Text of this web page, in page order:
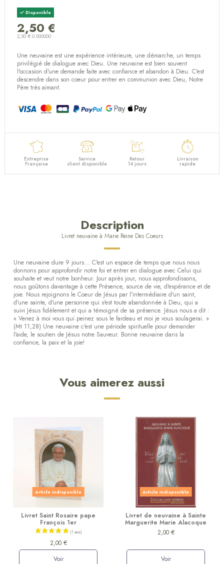
Disponible
2,50 €
2,50 € 0.000000
Une neuvaine est une expérience intérieure, une démarche, un temps
privilégié de dialogue avec Dieu. Une neuvaine est bien souvent
l'occasion d'une demande faite avec confiance et abandon à Dieu. C'est
descendre dans son coeur pour entrer en communion avec Dieu, Notre
Père très aimant.
Entreprise
Française
Service
client disponible
Retour
14 jours
Livraison
rapide
Description
Livret neuvaine à Marie Reine Des Coeurs
Une neuvaine dure 9 jours... C'est un espace de temps que nous nous
donnons pour approfondir notre foi et entrer en dialogue avec Celui qui
souhaite et veut notre bonheur. Jour après jour, nous approfondissons,
nous goûtons davantage à cette Présence, source de vie, d'espérance et de
joie. Nous rejoignons le Coeur de Jésus par l'intermédiaire d'un saint,
d'une sainte, d'une personne qui s'est toute abandonnée à Dieu, qui a
suivi Jésus fidèlement et qui a témoigné de sa présence. Jésus nous a dit :
« Venez à moi vous qui peinez sous le fardeau et moi je vous soulagerai. »
(Mt 11,28) Une neuvaine c'est une période spirituelle pour demander
l'aide, le soutien de Jésus notre Sauveur. Bonne neuvaine dans la
confiance, la paix et la joie!
Vous aimerez aussi
Article indisponible
Livret Saint Rosaire pape
François 1er
2,00 €
Voir
Article indisponible
Livret de neuvaine à Sainte
Marguerite Marie Alacoque
2,00 €
Voir